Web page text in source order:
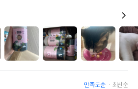
만족도순 최신순